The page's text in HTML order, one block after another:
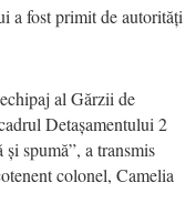
a fost primit de autorități
al Gărzii de
Detașamentului 2
spumă”, a transmis
colonel, Camelia